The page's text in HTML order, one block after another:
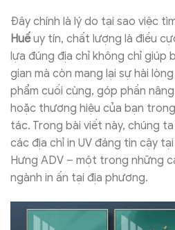
Đây chính là lý do tại sao việc
Huếuy tín, chất lượng là điều
lựa đúng địa chỉ không chỉ giúp
gian mà còn mang lại sự hài
phẩm cuối cùng, góp phần
hoặc thương hiệu của bạn
tác. Trong bài viết này, chúng
các địa chỉ in UV đáng tin cậy
Hưng ADV – một trong những
ngành in ấn tại địa phương.